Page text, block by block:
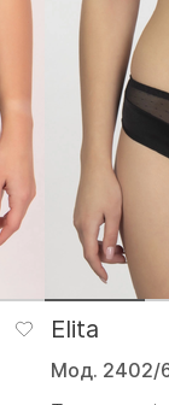
Elita
Мод. 2402/